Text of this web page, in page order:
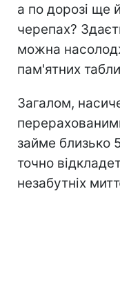
а по дорозі ще
черепах?
можна
пам'ятних
Загалом,
займе близько
точно
незабутніх